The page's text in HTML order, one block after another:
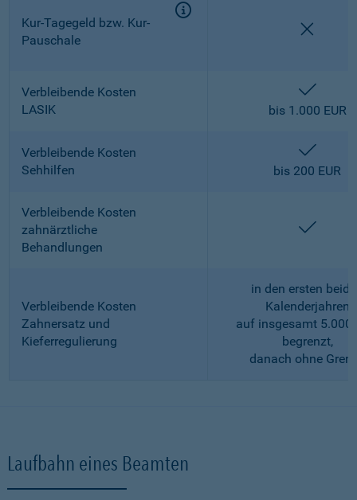
Kur-Tagegeld bzw. Kur-
Pauschale
Verbleibende Kosten
LASIK
bis 1.000 EUR
Verbleibende Kosten
Sehhilfen
bis 200 EUR
Verbleibende Kosten
zahnärztliche
Behandlungen
Verbleibende Kosten
Zahnersatz und
Kieferregulierung
in den ersten
Kalenderjahren
auf insgesamt 5.000
begrenzt,
danach ohne
Laufbahn eines Beamten